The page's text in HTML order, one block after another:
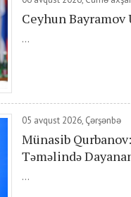
Ceyhun
...
05 avqust 2026, Çərşənbə
Münasib
Təməlində
...